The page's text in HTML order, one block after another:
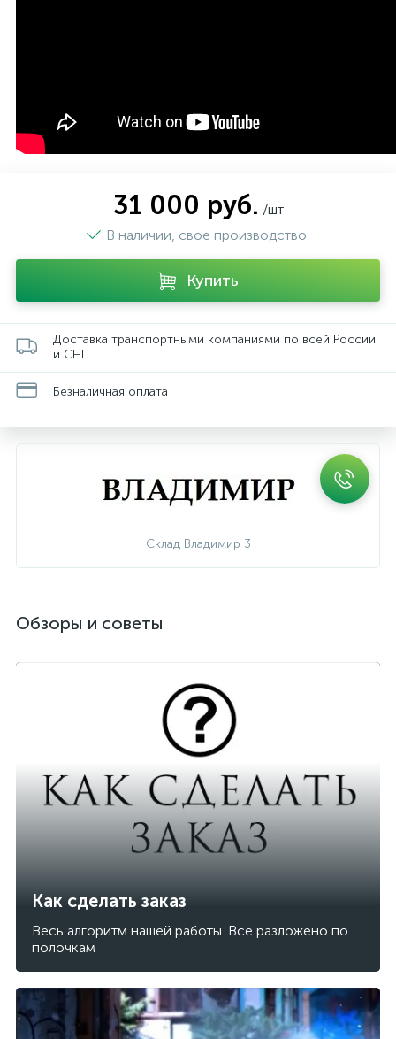
31 000 руб. /шт
В наличии, свое производство
Купить
Доставка транспортными компаниями по всей России
и СНГ
Безналичная оплата
Склад Владимир 3
Обзоры и советы
Как сделать заказ
Весь алгоритм нашей работы. Все разложено по
полочкам